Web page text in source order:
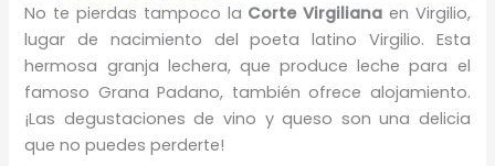
No te pierdas tampoco la Corte Virgiliana en Virgilio,
lugar de nacimiento del poeta latino Virgilio. Esta
hermosa granja lechera, que produce leche para el
famoso Grana Padano, también ofrece alojamiento.
¡Las degustaciones de vino y queso son una delicia
que no puedes perderte!